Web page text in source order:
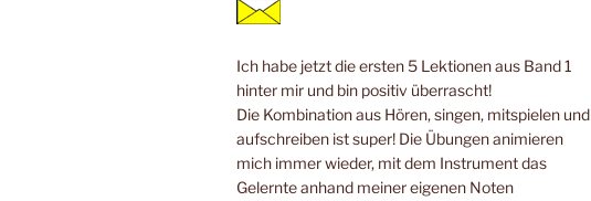
Ich habe jetzt die ersten 5 Lektionen aus Band 1
hinter mir und bin positiv überrascht!
Die Kombination aus Hören, singen, mitspielen und
aufschreiben ist super! Die Übungen animieren
mich immer wieder, mit dem Instrument das
Gelernte anhand meiner eigenen Noten